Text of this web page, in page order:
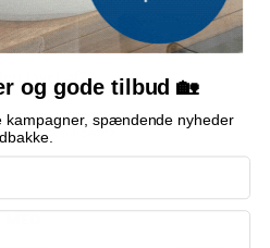
planten?
lavet af?
Vi tager forbehold for fejl og
juridisk bindende.
MED
og gode tilbud 🏡
spændende nyheder